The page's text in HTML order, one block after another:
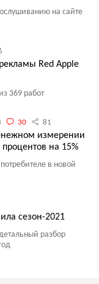
на сайте
Red Apple
369 работ
30 81
измерении
на 15%
в новой
сезон-2021
разбор